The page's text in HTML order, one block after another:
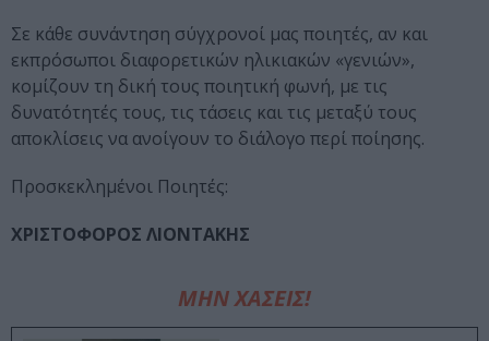
Σε κάθε συνάντηση σύγχρονοί μας ποιητές, αν και
εκπρόσωποι διαφορετικών ηλικιακών «γενιών»,
κομίζουν τη δική τους ποιητική φωνή, με τις
δυνατότητές τους, τις τάσεις και τις μεταξύ τους
αποκλίσεις να ανοίγουν το διάλογο περί ποίησης.
Προσκεκλημένοι Ποιητές:
ΧΡΙΣΤΟΦΟΡΟΣ ΛΙΟΝΤΑΚΗΣ
ΜΗΝ ΧΑΣΕΙΣ!